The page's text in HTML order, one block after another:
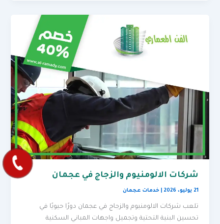
شركات الالومنيوم والزجاج في عجمان
21 يوليو، 2026 |خدمات عجمان
تلعب شركات الالومنيوم والزجاج في عجمان دورًا حيويًا في
تحسين البنية التحتية وتجميل واجهات المباني السكنية